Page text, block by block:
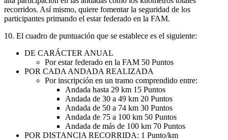
recorridos. Así mismo, quiere fomentar la seguridad de los
participantes primando el estar federado en la FAM.
10. El cuadro de puntuación que se establece es el siguiente:
DE CARÁCTER ANUAL
Por estar federado en la FAM 50 Puntos
POR CADA ANDADA REALIZADA
Por inscripción en un tramo comprendido entre:
Andada hasta 29 km 15 Puntos
Andada de 30 a 49 km 20 Puntos
Andada de 50 a 74 km 30 Puntos
Andada de 75 a 100 km 50 Puntos
Andada de más de 100 km 70 Puntos
POR DISTANCIA RECORRIDA: 1 Punto/km